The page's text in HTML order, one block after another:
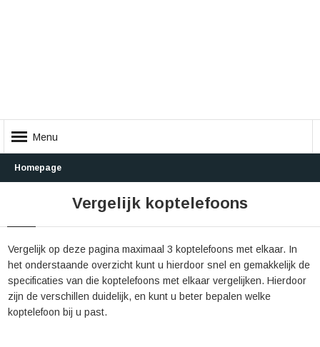
Menu
Homepage
Vergelijk koptelefoons
Vergelijk op deze pagina maximaal 3 koptelefoons met elkaar. In
het onderstaande overzicht kunt u hierdoor snel en gemakkelijk de
specificaties van die koptelefoons met elkaar vergelijken. Hierdoor
zijn de verschillen duidelijk, en kunt u beter bepalen welke
koptelefoon bij u past.